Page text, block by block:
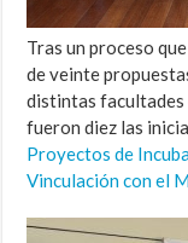
Tras un proceso
de veinte
distintas facultades
fueron diez las
Proyectos de
Vinculación con el